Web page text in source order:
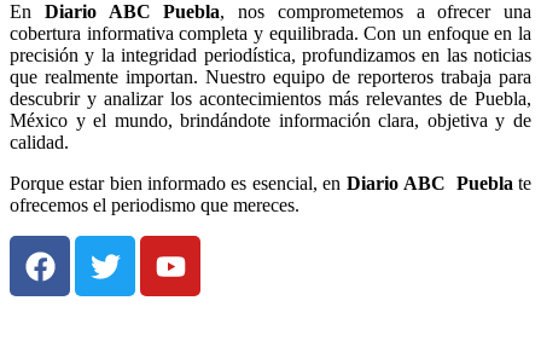
En Diario ABC Puebla, nos comprometemos a ofrecer una
cobertura informativa completa y equilibrada. Con un enfoque en la
precisión y la integridad periodística, profundizamos en las noticias
que realmente importan. Nuestro equipo de reporteros trabaja para
descubrir y analizar los acontecimientos más relevantes de Puebla,
México y el mundo, brindándote información clara, objetiva y de
calidad.
Porque estar bien informado es esencial, en Diario ABC Pueblate
ofrecemos el periodismo que mereces.